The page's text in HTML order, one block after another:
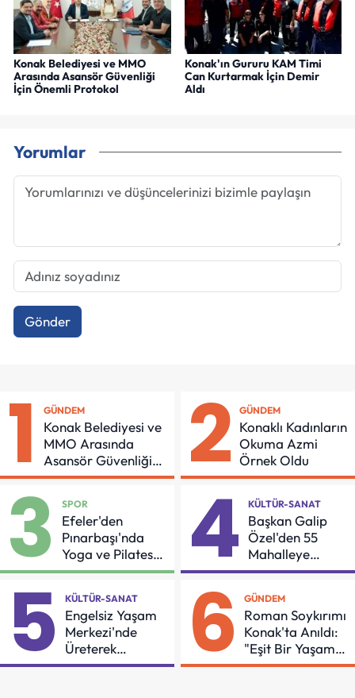
Konak Belediyesi ve MMO
Arasında Asansör Güvenliği
İçin Önemli Protokol
Konak'ın Gururu KAM Timi
Can Kurtarmak İçin Demir
Aldı
Yorumlar
Gönder
1 GÜNDEM
Konak Belediyesi ve
MMO Arasında
Asansör Güvenliği
İçin Önemli Protokol
2 GÜNDEM
Konaklı Kadınların
Okuma Azmi
Örnek Oldu
3 SPOR
Efeler'den
Pınarbaşı'nda
Yoga ve Pilates
Buluşması
4 KÜLTÜR-SANAT
Başkan Galip
Özel'den 55
Mahalleye
Çocuk Şenliği
5 KÜLTÜR-SANAT
Engelsiz Yaşam
Merkezi'nde
Üreterek
Güçleniyorlar
6 GÜNDEM
Roman Soykırımı
Konak'ta Anıldı:
"Eşit Bir Yaşam
İçin Mücadeleyi